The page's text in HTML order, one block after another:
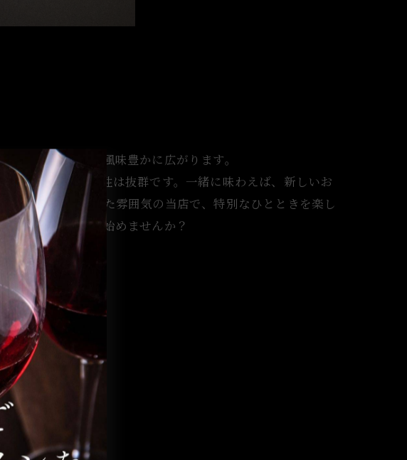
いは、口の中で風味豊かに広がります。
マンベールの相性は抜群です。一緒に味わえば、新しいお
ゃれで落ち着いた雰囲気の当店で、特別なひとときを楽し
杯は、ここから始めませんか？